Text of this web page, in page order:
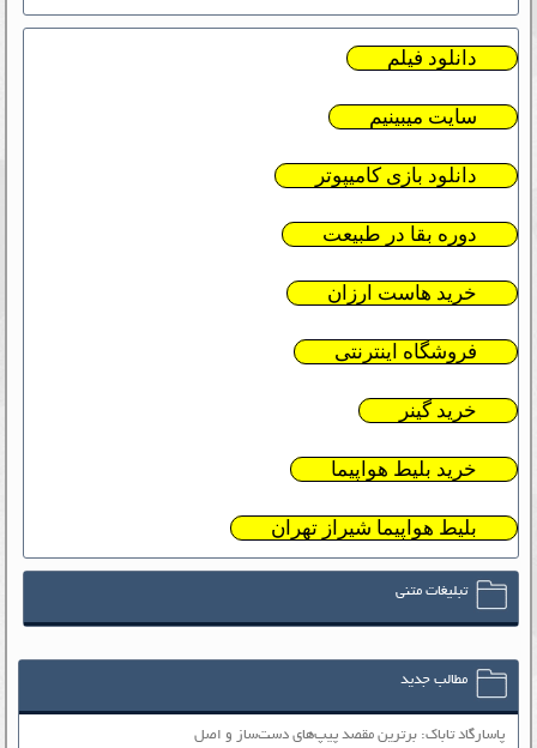
دانلود فیلم
سایت میبینیم
دانلود بازی کامیپوتر
دوره بقا در طبیعت
خرید هاست ارزان
فروشگاه اینترنتی
خرید گینر
خرید بلیط هواپیما
بلیط هواپیما شیراز تهران
تبلیغات متنی
مطالب جدید
پاسارگاد تاباک: برترین مقصد پیپ‌های دست‌ساز و اصل